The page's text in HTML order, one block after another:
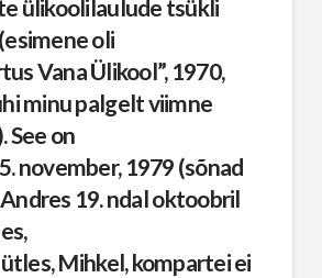
ülikoolilaulude tsükli
oli
Vana Ülikool”, 1970,
minu palgelt viimne
See on
november, 1979 (sõnad
19. ndal oktoobril
Mihkel, kompartei ei